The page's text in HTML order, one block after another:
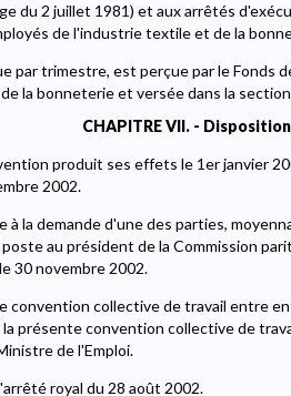
du 2 juillet 1981) et aux arrêtés
de l'industrie textile et de la
par trimestre, est perçue par le Fonds
la bonneterie et versée dans la section
CHAPITRE VII. -
produit ses effets le 1er janvier
2002.
à la demande d'une des parties,
au président de la Commission
30 novembre 2002.
convention collective de travail entre
présente convention collective de
de l'Emploi.
royal du 28 août 2002.